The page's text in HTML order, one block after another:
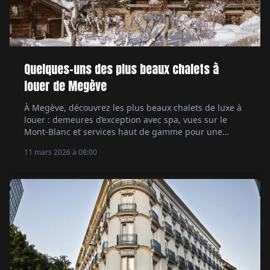
Quelques-uns des plus beaux chalets à
louer de Megève
À Megève, découvrez les plus beaux chalets de luxe à
louer : demeures d’exception avec spa, vues sur le
Mont-Blanc et services haut de gamme pour une
11 mars 2026 à 08:00